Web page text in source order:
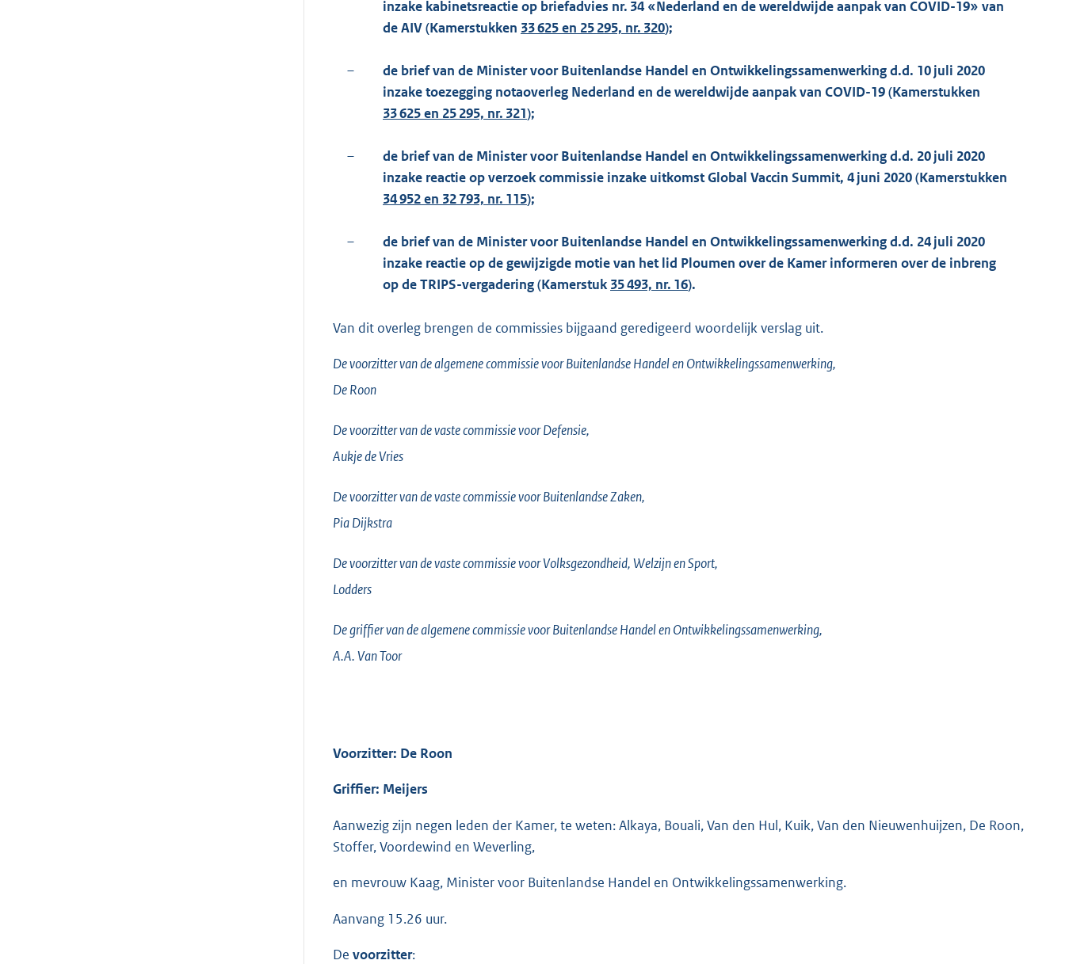
K
b
inzake kabinetsreactie op briefadvies nr. 34 «Nederland en de wereldwijde aanpak van COVID-19» van
de AIV (Kamerstukken 33 625 en 25 295, nr. 320);
–
de brief van de Minister voor Buitenlandse Handel en Ontwikkelingssamenwerking d.d. 10 juli 2020
inzake toezegging notaoverleg Nederland en de wereldwijde aanpak van COVID-19 (Kamerstukken
33 625 en 25 295, nr. 321);
–
de brief van de Minister voor Buitenlandse Handel en Ontwikkelingssamenwerking d.d. 20 juli 2020
inzake reactie op verzoek commissie inzake uitkomst Global Vaccin Summit, 4 juni 2020 (Kamerstukken
34 952 en 32 793, nr. 115);
–
de brief van de Minister voor Buitenlandse Handel en Ontwikkelingssamenwerking d.d. 24 juli 2020
inzake reactie op de gewijzigde motie van het lid Ploumen over de Kamer informeren over de inbreng
op de TRIPS-vergadering (Kamerstuk 35 493, nr. 16).
Van dit overleg brengen de commissies bijgaand geredigeerd woordelijk verslag uit.
De voorzitter van de algemene commissie voor Buitenlandse Handel en Ontwikkelingssamenwerking,
De Roon
De voorzitter van de vaste commissie voor Defensie,
Aukje deVries
De voorzitter van de vaste commissie voor Buitenlandse Zaken,
PiaDijkstra
De voorzitter van de vaste commissie voor Volksgezondheid, Welzijn en Sport,
Lodders
De griffier van de algemene commissie voor Buitenlandse Handel en Ontwikkelingssamenwerking,
A.A.Van Toor
Voorzitter: De Roon
Griffier: Meijers
Aanwezig zijn negen leden der Kamer, te weten: Alkaya, Bouali, Van den Hul, Kuik, Van den Nieuwenhuijzen, De Roon,
Stoffer, Voordewind en Weverling,
en mevrouw Kaag, Minister voor Buitenlandse Handel en Ontwikkelingssamenwerking.
Aanvang 15.26 uur.
De voorzitter: